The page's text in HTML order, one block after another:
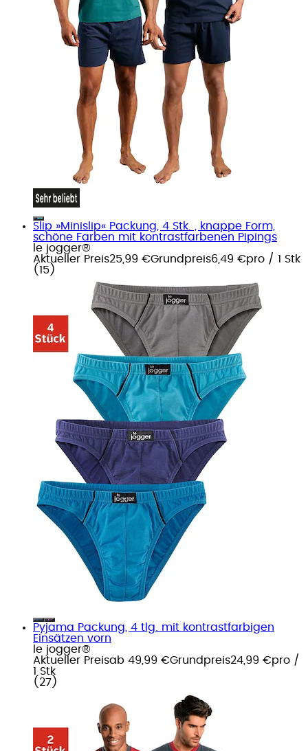
Slip »Minislip« Packung, 4 Stk. , knappe Form,
schöne Farben mit kontrastfarbenen Pipings
le jogger®
Aktueller Preis25,99 €Grundpreis6,49 €pro / 1 Stk
( 15 )
Pyjama Packung, 4 tlg. mit kontrastfarbigen
Einsätzen vorn
le jogger®
Aktueller Preisab 49,99 €Grundpreis24,99 €pro /
1 Stk
( 27 )